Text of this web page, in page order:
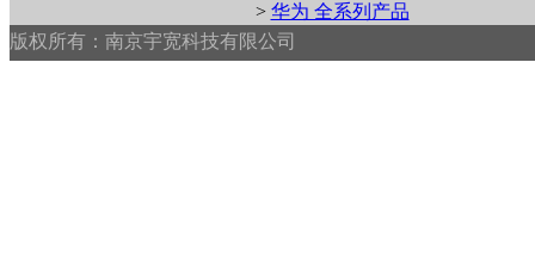
> 华为 全系列产品
版权所有：南京宇宽科技有限公司